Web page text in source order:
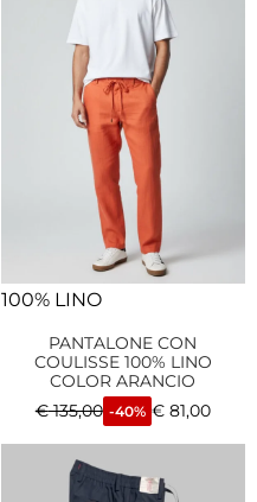
100% LINO
PANTALONE CON
COULISSE 100% LINO
COLOR ARANCIO
€135,00 -40% €81,00